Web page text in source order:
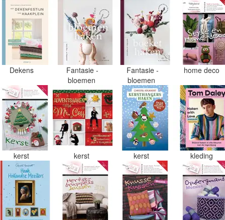
Dekens
Fantasie -
bloemen
Fantasie -
bloemen
home deco
kerst kerst kerst kleding